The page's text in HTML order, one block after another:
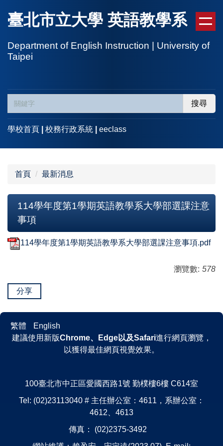
到
要
內
臺北市立大學 英語教學系
Department of English Instruction | University of
Taipei
搜尋
學校首頁 校務行政系統 eeclass
首頁 最新消息
114學年度第1學期英語教學系大學部選課注意
事項
114學年度第1學期英語教學系大學部選課注意事項.pdf
瀏覽數: 578
分享
繁體
English
建議使用新版Chrome、Edge以及Safari進行網頁瀏覽，
以獲得最佳網頁視覺效果。
100臺北市中正區愛國西路1號 勤樸樓6樓 C614室
Tel: (02)23113040 # 主任辦公室：4611，系辦公室：
4612、4613
傳真： (02)2375-3492